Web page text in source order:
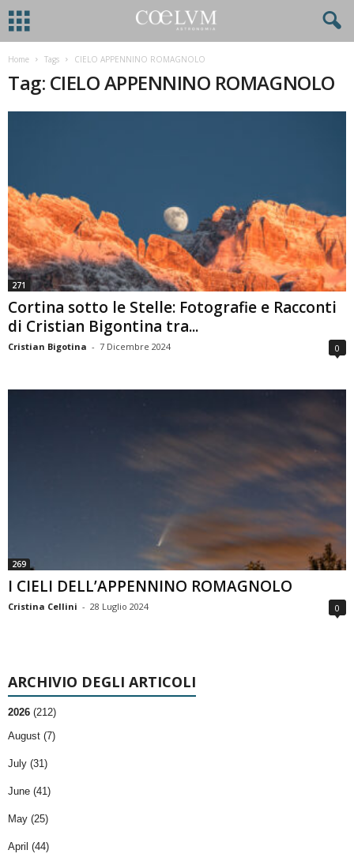
Home Tags CIELO APPENNINO ROMAGNOLO
Tag: CIELO APPENNINO ROMAGNOLO
271
Cortina sotto le Stelle: Fotografie e Racconti
di Cristian Bigontina tra...
Cristian Bigotina - 7 Dicembre 2024 0
269
I CIELI DELL’APPENNINO ROMAGNOLO
Cristina Cellini - 28 Luglio 2024 0
ARCHIVIO DEGLI ARTICOLI
2026 (212)
August (7)
July (31)
June (41)
May (25)
April (44)